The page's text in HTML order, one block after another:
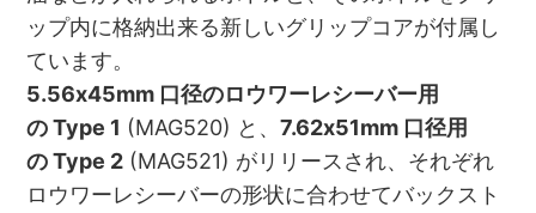
ップ内に格納出来る新しいグリップコアが付属し
ています。
5.56x45mm 口径のロウワーレシーバー用
の Type 1 (MAG520) と、7.62x51mm 口径用
の Type 2 (MAG521) がリリースされ、それぞれ
ロウワーレシーバーの形状に合わせてバックスト